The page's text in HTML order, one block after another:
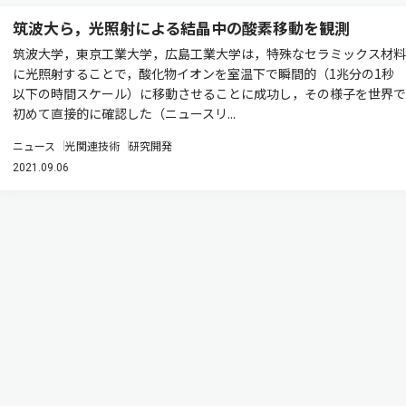
筑波大ら，光照射による結晶中の酸素移動を観測
筑波大学，東京工業大学，広島工業大学は，特殊なセラミックス材料
に光照射することで，酸化物イオンを室温下で瞬間的（1兆分の1秒
以下の時間スケール）に移動させることに成功し，その様子を世界で
初めて直接的に確認した（ニュースリ...
ニュース 光関連技術 研究開発
2021.09.06